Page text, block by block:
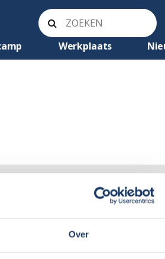
Over
Werkplaats
je krijgt altijd keurig antwoord en